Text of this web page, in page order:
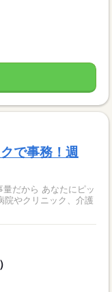
で事務！週
量だから あなたにピッ